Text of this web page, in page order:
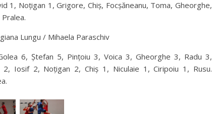
pentru
micșora
volumul.
1, Noțigan 1, Grigore, Chiș, Focșăneanu, Toma, Gheorghe,
Lungu / Mihaela Paraschiv
6, Ștefan 5, Pințoiu 3, Voica 3, Gheorghe 3, Radu 3,
Iosif 2, Noțigan 2, Chiș 1, Niculaie 1, Ciripoiu 1, Rusu.